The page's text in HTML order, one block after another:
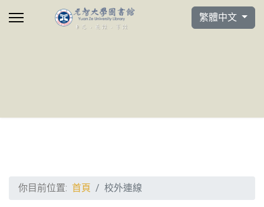
選擇你的語言
繁體中文
你目前位置: 首頁 校外連線